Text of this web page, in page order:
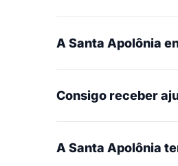
A Santa Apolônia
Consigo receber
A Santa Apolônia